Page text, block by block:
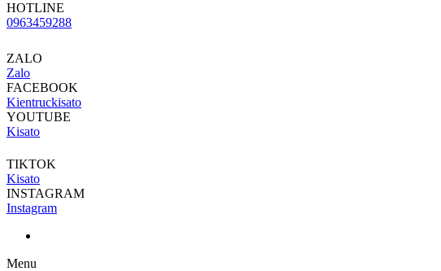
HOTLINE
0963459288
ZALO
Zalo
FACEBOOK
Kientruckisato
YOUTUBE
Kisato
TIKTOK
Kisato
INSTAGRAM
Instagram
Menu